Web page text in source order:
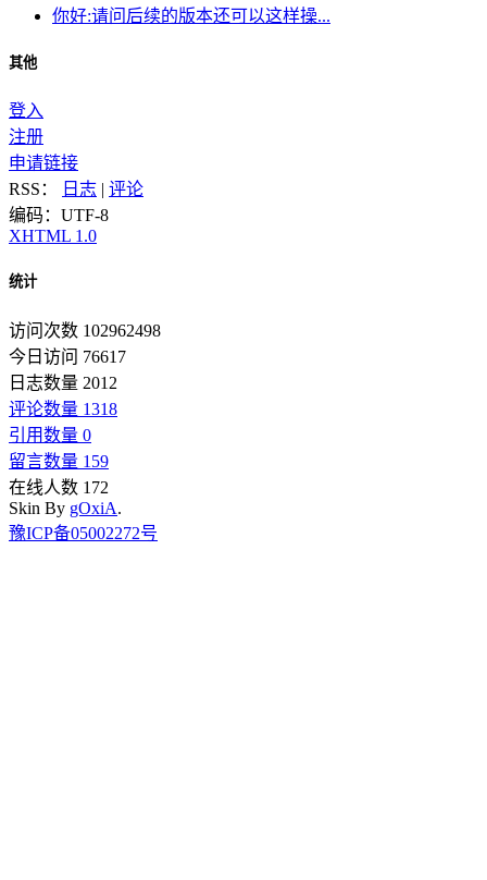
你好:请问后续的版本还可以这样操...
其他
登入
注册
申请链接
RSS：
日志 | 评论
编码：UTF-8
XHTML 1.0
统计
访问次数 102962498
今日访问 76617
日志数量 2012
评论数量 1318
引用数量 0
留言数量 159
在线人数 172
Skin By gOxiA.
豫ICP备05002272号